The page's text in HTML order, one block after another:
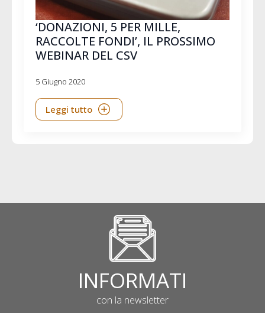
‘DONAZIONI, 5 PER MILLE,
RACCOLTE FONDI’, IL PROSSIMO
WEBINAR DEL CSV
5 Giugno 2020
Leggi tutto
INFORMATI
con la newsletter